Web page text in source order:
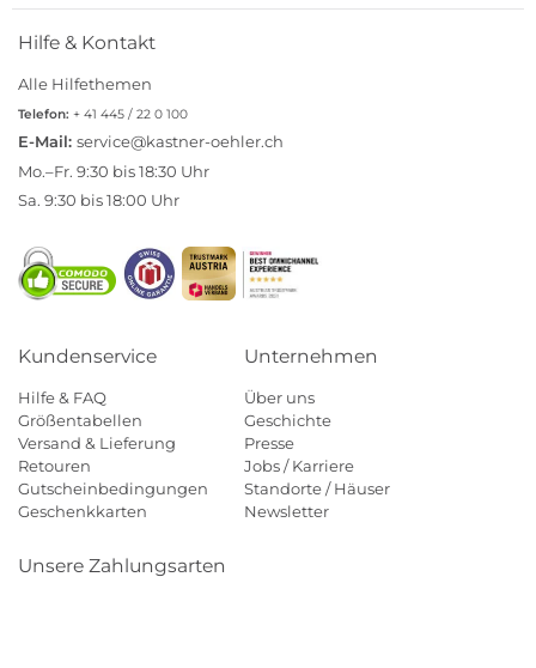
Hilfe & Kontakt
Alle Hilfethemen
Telefon: + 41 445 / 22 0 100
E-Mail: service@kastner-oehler.ch
Mo.–Fr. 9:30 bis 18:30 Uhr
Sa. 9:30 bis 18:00 Uhr
Kundenservice
Hilfe & FAQ
Größentabellen
Versand & Lieferung
Retouren
Gutscheinbedingungen
Geschenkkarten
Unternehmen
Über uns
Geschichte
Presse
Jobs / Karriere
Standorte / Häuser
Newsletter
Unsere Zahlungsarten